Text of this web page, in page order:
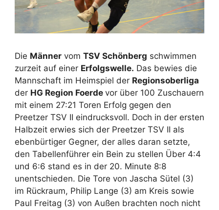
Die Männer vom TSV Schönberg schwimmen
zurzeit auf einer Erfolgswelle. Das bewies die
Mannschaft im Heimspiel der Regionsoberliga
der HG Region Foerde vor über 100 Zuschauern
mit einem 27:21 Toren Erfolg gegen den
Preetzer TSV II eindrucksvoll. Doch in der ersten
Halbzeit erwies sich der Preetzer TSV II als
ebenbürtiger Gegner, der alles daran setzte,
den Tabellenführer ein Bein zu stellen Über 4:4
und 6:6 stand es in der 20. Minute 8:8
unentschieden. Die Tore von Jascha Sütel (3)
im Rückraum, Philip Lange (3) am Kreis sowie
Paul Freitag (3) von Außen brachten noch nicht